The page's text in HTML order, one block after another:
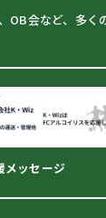
会など、多く
メッセージ